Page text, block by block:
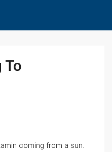
To
coming from a sun.